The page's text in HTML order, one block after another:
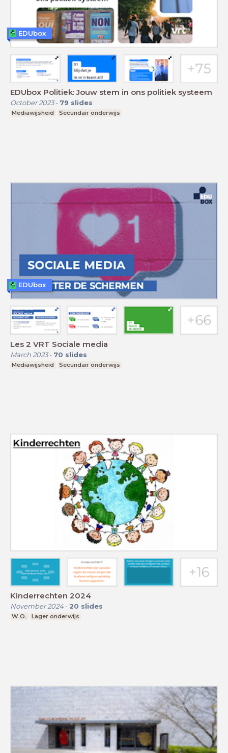
EDUbox Politiek: Jouw stem in ons politiek systeem
October 2023- 79 slides
Mediawijsheid Secundair onderwijs
EDUbox
Les 2 VRT Sociale media
March 2023- 70 slides
Mediawijsheid Secundair onderwijs
EDUbox
Kinderrechten 2024
November 2024- 20 slides
W.O. Lager onderwijs